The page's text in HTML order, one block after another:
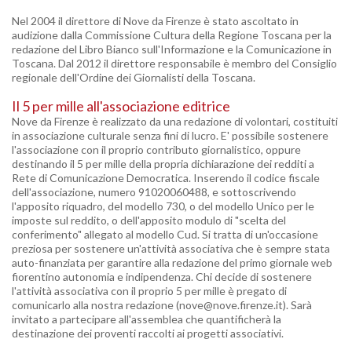
Nel 2004 il direttore di Nove da Firenze è stato ascoltato in
audizione dalla Commissione Cultura della Regione Toscana per la
redazione del Libro Bianco sull'Informazione e la Comunicazione in
Toscana. Dal 2012 il direttore responsabile è membro del Consiglio
regionale dell'Ordine dei Giornalisti della Toscana.
Il 5 per mille all'associazione editrice
Nove da Firenze è realizzato da una redazione di volontari, costituiti
in associazione culturale senza fini di lucro. E' possibile sostenere
l'associazione con il proprio contributo giornalistico, oppure
destinando il 5 per mille della propria dichiarazione dei redditi a
Rete di Comunicazione Democratica. Inserendo il codice fiscale
dell'associazione, numero 91020060488, e sottoscrivendo
l'apposito riquadro, del modello 730, o del modello Unico per le
imposte sul reddito, o dell'apposito modulo di "scelta del
conferimento" allegato al modello Cud. Si tratta di un'occasione
preziosa per sostenere un'attività associativa che è sempre stata
auto-finanziata per garantire alla redazione del primo giornale web
fiorentino autonomia e indipendenza. Chi decide di sostenere
l'attività associativa con il proprio 5 per mille è pregato di
comunicarlo alla nostra redazione (nove@nove.firenze.it). Sarà
invitato a partecipare all'assemblea che quantificherà la
destinazione dei proventi raccolti ai progetti associativi.